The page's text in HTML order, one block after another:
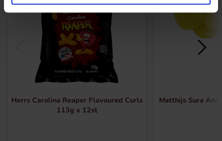
Herrs Carolina Reaper Flavoured Curls
113g x 12st
Matthijs Sura